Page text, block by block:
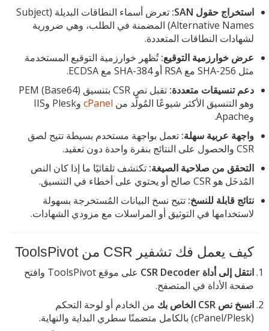
استخراج حقول SAN:
تعرض أسماء النطاقات البديلة (Subject
Alternative Names) المضمنة في الطلب، وهي ضرورية
لشهادات النطاقات المتعددة.
عرض خوارزمية التوقيع:تُظهر خوارزمية التوقيع المستخدمة
مثل SHA-256 مع RSA أو SHA-384 مع ECDSA.
دعم تنسيقات متعددة:
تقبل نص CSR بتنسيق PEM (Base64)
وهو التنسيق الأكثر شيوعًا المُولَّد من cPanel
وPlesk وIIS
وApache.
واجهة عربية سهلة: تعمل بواجهة مستخدم بسيطة تتيح لصق
CSR والحصول على النتائج بنقرة واحدة دون تعقيد.
التحقق من صلاحية الصيغة: تكتشف تلقائيًا ما إذا كان النص
المُدخَل هو CSR صالح أو يحتوي على أخطاء في التنسيق.
نتائج قابلة للنسخ: تتيح نسخ البيانات المُستخرجة بسهولة
لاستخدامها في التوثيق أو المراسلات مع مزودي الشهادات.
كيف يعمل فك تشفير CSR من ToolsPivot
انتقل إلى أداة CSR Decoder
على موقع ToolsPivot وافتح
صفحة الأداة في المتصفح.
انسخ نص CSR الخاص بك
من الخادم أو لوحة التحكم
(cPanel/Plesk) بالكامل متضمنًا سطري البداية والنهاية.